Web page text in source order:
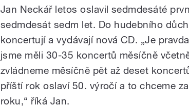
Jan Neckář letos oslavil sedmdesáté
sedmdesát sedm let. Do hudebního
koncertují a vydávají nová CD. „Je
jsme měli 30-35 koncertů měsíčně
zvládneme měsíčně pět až deset
příští rok oslaví 50. výročí a to chceme
roku,“ říká Jan.